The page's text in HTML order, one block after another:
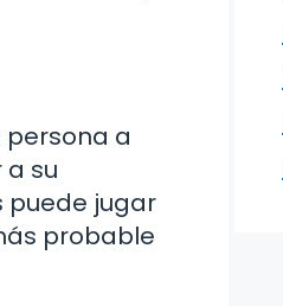
persona a
su
puede jugar
probable